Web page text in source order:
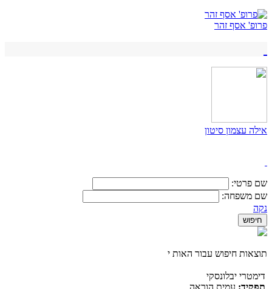
פרופ' אסף זהר
אילה עצמון סיטון
שם פרטי:
שם משפחה:
נקה
תוצאות חיפוש עבור האות י
דימטרי יבלונסקי